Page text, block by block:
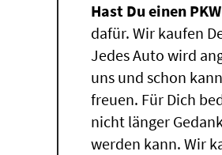
Hast Du einen
dafür. Wir kaufen
Jedes Auto wird
uns und schon
freuen. Für Dich
nicht länger
werden kann. Wir